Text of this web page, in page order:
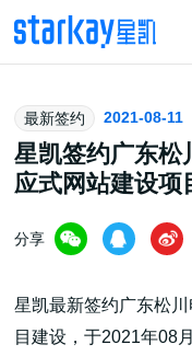
头部
技术
最新签约 2021-08-11
星凯签约广东松
应式网站建设项
分享
星凯最新签约广东松
目建设，于2021年08